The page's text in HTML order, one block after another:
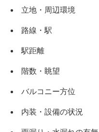
立地・周辺環境
路線・駅
駅距離
階数・眺望
バルコニー方位
内装・設備の状況